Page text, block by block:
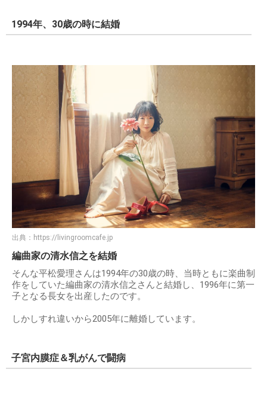
1994年、30歳の時に結婚
出典： https://livingroomcafe.jp
編曲家の清水信之を結婚
そんな平松愛理さんは1994年の30歳の時、当時ともに楽曲制
作をしていた編曲家の清水信之さんと結婚し、1996年に第一
子となる長女を出産したのです。
しかしすれ違いから2005年に離婚しています。
子宮内膜症＆乳がんで闘病